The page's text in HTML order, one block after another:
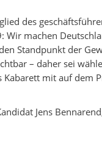
des
machen
Standpunkt der
– daher sei
mit auf dem
Jens